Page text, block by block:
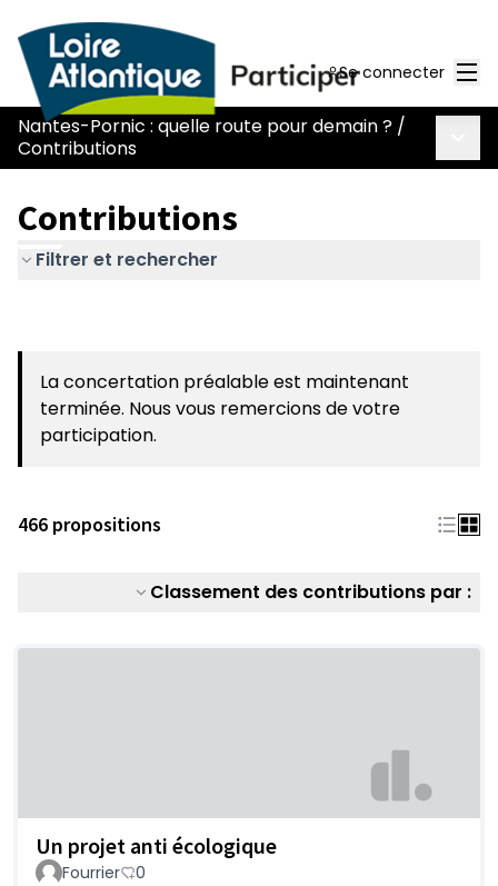
Se connecter
Nantes-Pornic : quelle route pour demain ? /
Contributions
Contributions
Filtrer et rechercher
La concertation préalable est maintenant
terminée. Nous vous remercions de votre
participation.
466 propositions
Classement des contributions par :
Un projet anti écologique
Fourrier 0